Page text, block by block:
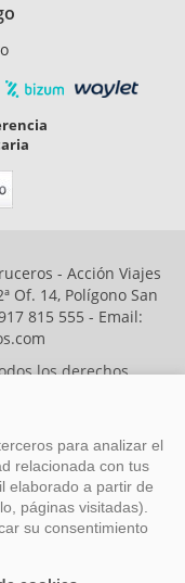
- Acción Viajes
Of. 14, Polígono San
815 555 - Email:
los derechos
Europeo de Desarrollo
de las pymes